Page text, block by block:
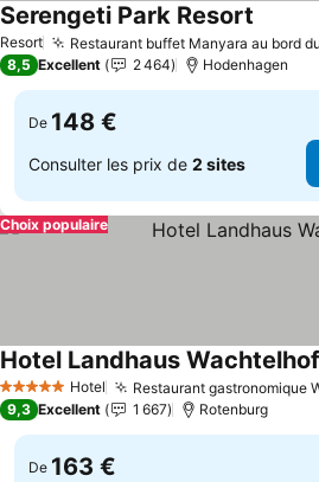
Resort Restaurant buffet Manyara au bord
Serengeti Park Resort
8,5 Excellent 2 464 Hodenhagen
De 148 €
Consulter les prix de 2 sites
Choix populaire
5 Étoiles Hotel Restaurant gastronomique
Hotel Landhaus Wachtelhof
9,3 Excellent 1 667 Rotenburg
De 163 €